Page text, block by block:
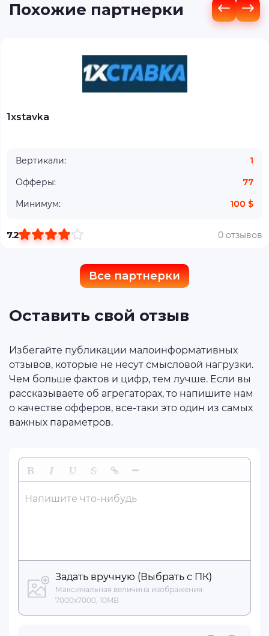
Похожие партнерки
1xstavka
Вертикали:
1
Офферы:
77
Минимум:
100 $
7.2 0 отзывов
Все партнерки
Оставить свой отзыв
Избегайте публикации малоинформативных
отзывов, которые не несут смысловой нагрузки.
Чем больше фактов и цифр, тем лучше. Если вы
рассказываете об агрегаторах, то напишите нам
о качестве офферов, все-таки это один из самых
важных параметров.
Напишите что-нибудь
Задать вручную (Выбрать с ПК)
Максимальная величина изображения:
7000x7000, 10MB